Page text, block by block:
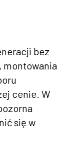
bez
montowania
cenie. W
się w